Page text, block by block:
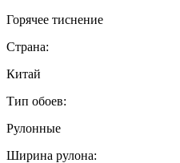
Горячее тиснение
Страна:
Китай
Тип обоев:
Рулонные
Ширина рулона: